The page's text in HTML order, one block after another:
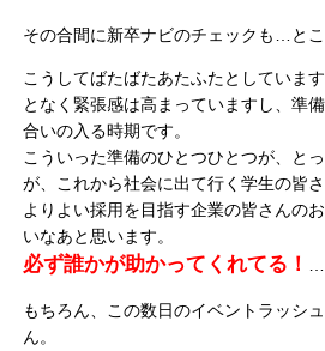
その合間に新卒ナビのチェックも…とこ
こうしてばたばたあたふたとしていま
となく緊張感は高まっていますし、準
合いの入る時期です。
こういった準備のひとつひとつが、と
が、これから社会に出て行く学生の皆さ
よりよい採用を目指す企業の皆さんの
いなあと思います。
必ず誰かが助かってくれてる！ …
もちろん、この数日のイベントラッシ
ん。